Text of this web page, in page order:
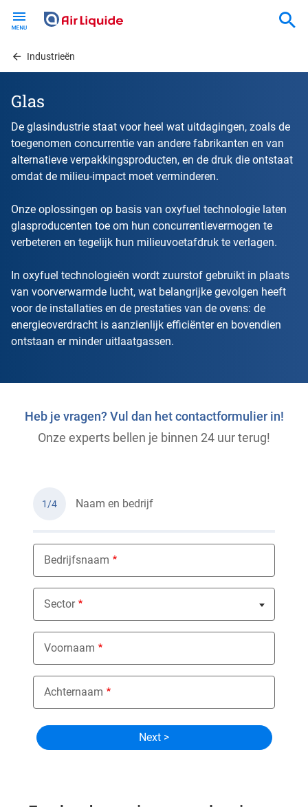
contentIndustrieën
Glas
De glasindustrie staat voor heel wat uitdagingen, zoals de
toegenomen concurrentie van andere fabrikanten en van
alternatieve verpakkingsproducten, en de druk die ontstaat
omdat de milieu-impact moet verminderen.
Onze oplossingen op basis van oxyfuel technologie laten
glasproducenten toe om hun concurrentievermogen te
verbeteren en tegelijk hun milieuvoetafdruk te verlagen.
In oxyfuel technologieën wordt zuurstof gebruikt in plaats
van voorverwarmde lucht, wat belangrijke gevolgen heeft
voor de installaties en de prestaties van de ovens: de
energieoverdracht is aanzienlijk efficiënter en bovendien
ontstaan er minder uitlaatgassen.
Heb je vragen? Vul dan het contactformulier in!
Onze experts bellen je binnen 24 uur terug!
1/4 Naam en bedrijf
Bedrijfsnaam
Sector
Nothing selected
Voornaam
Achternaam